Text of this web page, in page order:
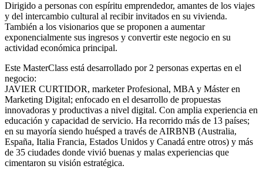
Dirigido a personas con espíritu emprendedor, amantes de los viajes
y del intercambio cultural al recibir invitados en su vivienda.
También a los visionarios que se proponen a aumentar
exponencialmente sus ingresos y convertir este negocio en su
actividad económica principal.
Este MasterClass está desarrollado por 2 personas expertas en el
negocio:
JAVIER CURTIDOR, marketer Profesional, MBA y Máster en
Marketing Digital; enfocado en el desarrollo de propuestas
innovadoras y productivas a nivel digital. Con amplia experiencia en
educación y capacidad de servicio. Ha recorrido más de 13 países;
en su mayoría siendo huésped a través de AIRBNB (Australia,
España, Italia Francia, Estados Unidos y Canadá entre otros) y más
de 35 ciudades donde vivió buenas y malas experiencias que
cimentaron su visión estratégica.